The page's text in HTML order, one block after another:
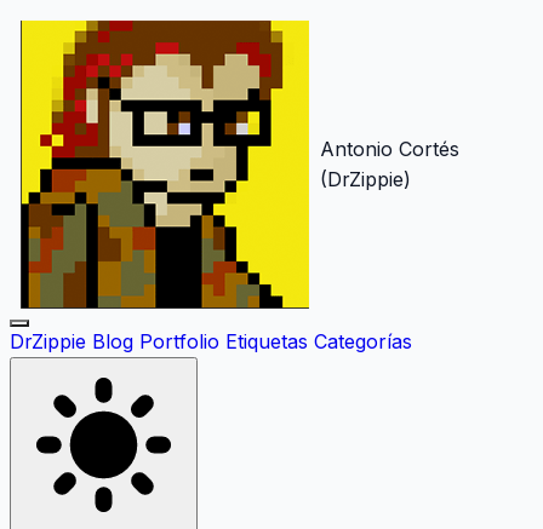
Antonio Cortés
(DrZippie)
DrZippie Blog Portfolio Etiquetas Categorías